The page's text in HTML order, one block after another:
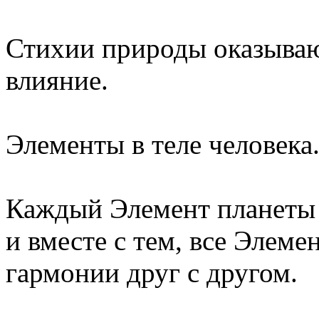
Стихии природы
влияние.
Элементы в теле человека.
Каждый Элемент планеты
и вместе с тем, все
гармонии друг с другом.